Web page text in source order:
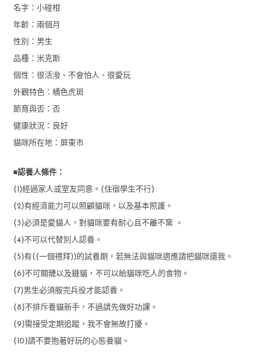
名字：小碰柑
年齡：兩個月
性別：男生
品種：米克斯
個性：很活潑、不會怕人、很愛玩
外觀特色：橘色虎斑
節育與否：否
健康狀況：良好
貓咪所在地：屏東市
■認養人條件：
(1)經過家人或室友同意。(住宿學生不行)
(2)有經濟能力可以照顧貓咪，以及基本照護。
(3)必須是愛貓人，對貓咪要有耐心且不離不棄 。
(4)不可以代替別人認養。
(5)有((一個禮拜))的試養期，若無法與貓咪適應請把貓咪還我。
(6)不可關籠以及鏈貓，不可以給貓咪吃人的食物。
(7)男生必須服完兵役才能認養。
(8)不排斥養貓新手，不過請先做好功課。
(9)需接受定期追蹤，我不會無故打擾。
(10)請不要抱著好玩的心態養貓。